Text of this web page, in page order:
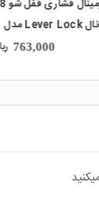
پایه سرپیچ مهتابی
395,000